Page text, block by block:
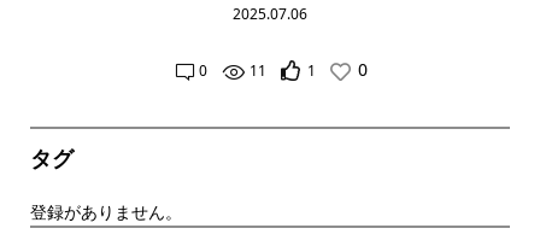
2025.07.06
0 11 1 0
タグ
登録がありません。